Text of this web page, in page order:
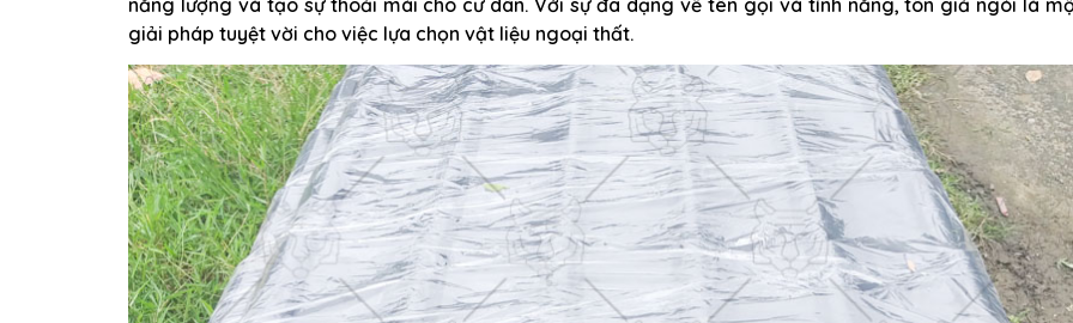
giải pháp tuyệt vời cho việc lựa chọn vật liệu ngoại thất.